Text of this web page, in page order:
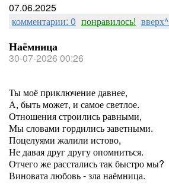
07.06.2025
комментарии: 0 понравилось! вверх^
Наёмница
30-07-2026 00:26
Ты моё приключение давнее,
А, быть может, и самое светлое.
Отношения строились равными,
Мы словами гордились заветными.
Поцелуями жалили истово,
Не давая друг другу опомниться.
Отчего же расстались так быстро мы?
Виновата любовь - зла наёмница.